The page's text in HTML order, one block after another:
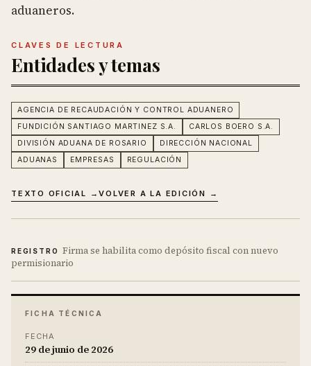
aduaneros.
CLAVES DE LECTURA
Entidades y temas
AGENCIA DE RECAUDACIÓN Y CONTROL ADUANERO
FUNDICIÓN SANTIAGO MARTINEZ S.A.
CARLOS BOERO S.A.
DIVISIÓN ADUANA DE ROSARIO
DIRECCIÓN NACIONAL
ADUANAS
EMPRESAS REGULACIÓN
TEXTO OFICIAL →VOLVER A LA EDICIÓN →
REGISTRO
Firma se habilita como depósito fiscal con nuevo
permisionario
FICHA TÉCNICA
FECHA
29 de junio de 2026